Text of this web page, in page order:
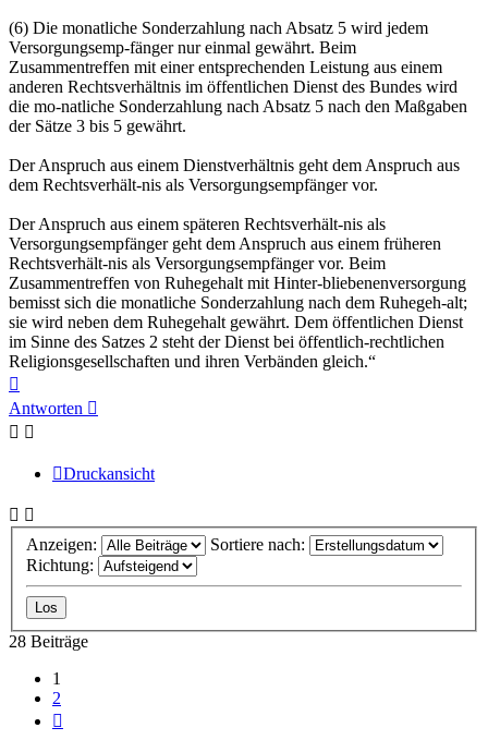
(6) Die monatliche Sonderzahlung nach Absatz 5 wird jedem
Versorgungsemp-fänger nur einmal gewährt. Beim
Zusammentreffen mit einer entsprechenden Leistung aus einem
anderen Rechtsverhältnis im öffentlichen Dienst des Bundes wird
die mo-natliche Sonderzahlung nach Absatz 5 nach den Maßgaben
der Sätze 3 bis 5 gewährt.
Der Anspruch aus einem Dienstverhältnis geht dem Anspruch aus
dem Rechtsverhält-nis als Versorgungsempfänger vor.
Der Anspruch aus einem späteren Rechtsverhält-nis als
Versorgungsempfänger geht dem Anspruch aus einem früheren
Rechtsverhält-nis als Versorgungsempfänger vor. Beim
Zusammentreffen von Ruhegehalt mit Hinter-bliebenenversorgung
bemisst sich die monatliche Sonderzahlung nach dem Ruhegeh-alt;
sie wird neben dem Ruhegehalt gewährt. Dem öffentlichen Dienst
im Sinne des Satzes 2 steht der Dienst bei öffentlich-rechtlichen
Religionsgesellschaften und ihren Verbänden gleich.“
oben
Antworten
Druckansicht
Anzeigen:
Sortiere nach:
Richtung:
28 Beiträge
1
2